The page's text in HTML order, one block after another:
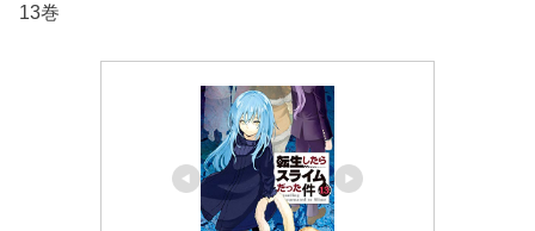
13巻